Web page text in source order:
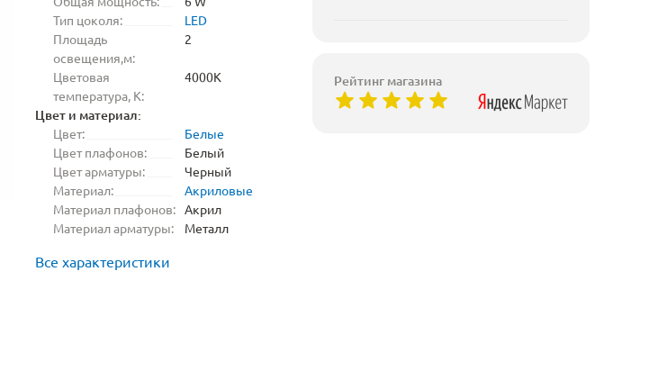
Тип цоколя:
LED
Площадь
освещения,м:
2
Цветовая
температура, K:
4000K
Цвет и материал:
Цвет:
Белые
Цвет плафонов:
Белый
Цвет арматуры:
Черный
Материал:
Акриловые
Материал плафонов: Акрил
Материал арматуры:
Металл
Все характеристики
Рейтинг магазина